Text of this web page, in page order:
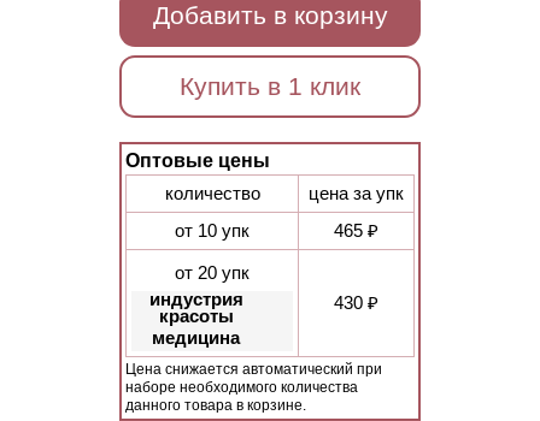
Добавить в корзину
Купить в 1 клик
Оптовые цены
количество
цена за упк
от 10 упк
465 ₽
от 20 упк
индустрия
красоты
медицина
430 ₽
Цена снижается автоматический при
наборе необходимого количества
данного товара в корзине.